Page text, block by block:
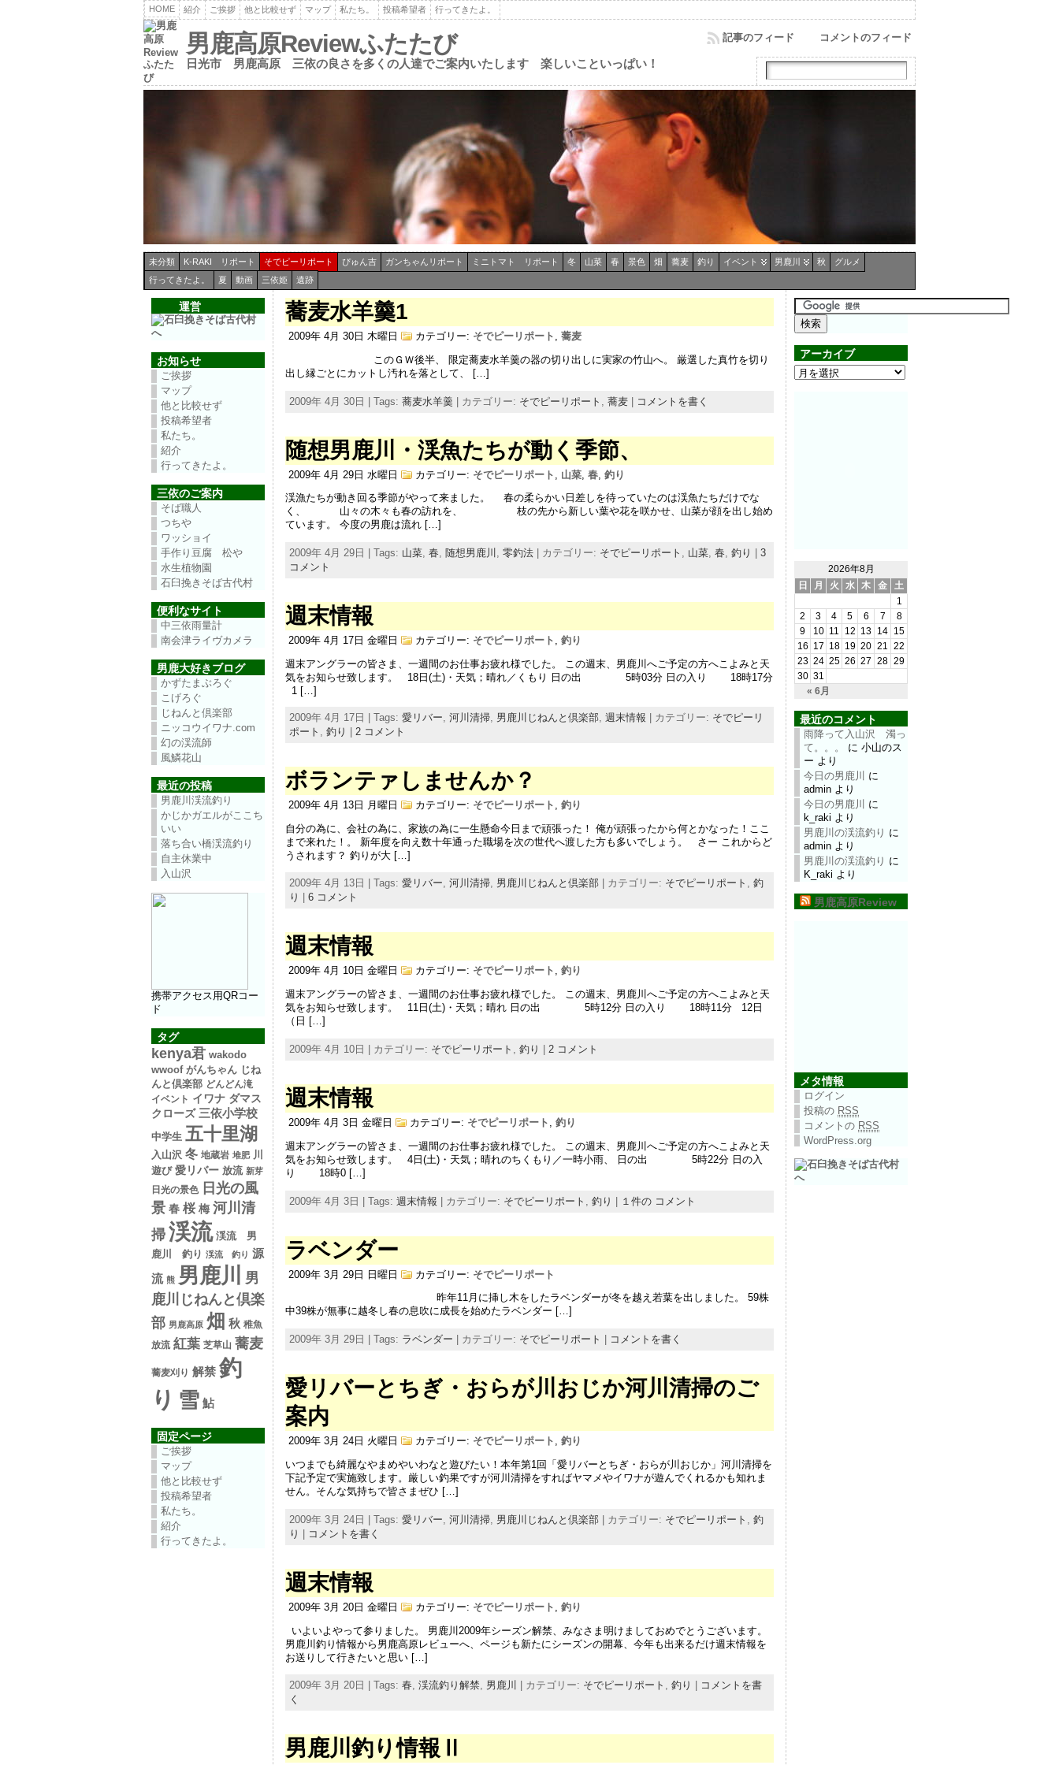
HOME 紹介 ご挨拶 他と比較せず マップ 私たち。 投稿希望者 行ってきたよ。
男鹿高原Reviewふたたび
日光市 男鹿高原 三依の良さを多くの人達でご案内いたします 楽しいこといっぱい！
コメントのフィード
記事のフィード
未分類 K-RAKI リポート そでピーリポート ぴゅん吉 ガンちゃんリポート ミニトマト リポート 冬 山菜 春 景色 畑 蕎麦 釣り イベント 男鹿川 秋
グルメ
行ってきたよ。
夏 動画 三依姫 遺跡
運営
お知らせ
ご挨拶
マップ
他と比較せず
投稿希望者
私たち。
紹介
行ってきたよ。
三依のご案内
そば職人
つちや
ワッショイ
手作り豆腐 松や
水生植物園
石臼挽きそば古代村
便利なサイト
中三依雨量計
南会津ライヴカメラ
男鹿大好きブログ
かずたまぶろぐ
こげろぐ
じねんと倶楽部
ニッコウイワナ.com
幻の渓流師
風鱗花山
最近の投稿
男鹿川渓流釣り
かじかガエルがここち
いい
落ち合い橋渓流釣り
自主休業中
入山沢
携帯アクセス用QRコー
ド
タグ
kenya君 wakodo
wwoof がんちゃん じね
んと倶楽部 どんどん滝
イベント イワナ ダマス
クローズ 三依小学校
中学生 五十里湖
入山沢 冬 地蔵岩 堆肥 川
遊び 愛リバー 放流 新芽
日光の景色
日光の風
景 春 桜 梅 河川清
掃渓流 渓流 男
鹿川 釣り 渓流 釣り 源
流 熊 男鹿川
男
鹿川じねんと倶楽
部 男鹿高原 畑 秋 稚魚
放流 紅葉 芝草山 蕎麦
蕎麦刈り 解禁 釣
り 雪 鮎
固定ページ
ご挨拶
マップ
他と比較せず
投稿希望者
私たち。
紹介
行ってきたよ。
蕎麦水羊羹1
2009年 4月 30日 木曜日 カテゴリー: そでピーリポート , 蕎麦
このＧＷ後半、 限定蕎麦水羊羹の器の切り出しに実家の竹山へ。 厳選した真竹を切り
出し縁ごとにカットし汚れを落として、 […]
2009年 4月 30日 | Tags: 蕎麦水羊羹 | カテゴリー: そでピーリポート 蕎麦 | コメントを書く
随想男鹿川・渓魚たちが動く季節、
2009年 4月 29日 水曜日 カテゴリー: そでピーリポート 山菜 春 釣り
渓漁たちが動き回る季節がやって来ました。 春の柔らかい日差しを待っていたのは渓魚たちだけでな
く、 山々の木々も春の訪れを、 枝の先から新しい葉や花を咲かせ、山菜が顔を出し始め
ています。 今度の男鹿は流れ […]
2009年 4月 29日 | Tags: 山菜, 春, 随想男鹿川 , 零釣法 | カテゴリー: そでピーリポート , 山菜, 春, 釣り
3
コメント
週末情報
2009年 4月 17日 金曜日 カテゴリー: そでピーリポート , 釣り
週末アングラーの皆さま、一週間のお仕事お疲れ様でした。 この週末、男鹿川へご予定の方へこよみと天
気をお知らせ致します。 18日(土)・天気；晴れ／くもり 日の出 5時03分 日の入り 18時17分
1 […]
2009年 4月 17日 | Tags: 愛リバー 河川清掃 男鹿川じねんと倶楽部 週末情報 | カテゴリー: そでピーリ
ポート
釣り 2 コメント
ボランテァしませんか？
2009年 4月 13日 月曜日 カテゴリー: そでピーリポート
釣り
自分の為に、会社の為に、家族の為に一生懸命今日まで頑張った！ 俺が頑張ったから何とかなった！ここ
まで来れた！。 新年度を向え数十年通った職場を次の世代へ渡した方も多いでしょう。 さー これからど
うされます？ 釣りが大 […]
2009年 4月 13日 | Tags: 愛リバー, 河川清掃, 男鹿川じねんと倶楽部 | カテゴリー: そでピーリポート , 釣
り
6 コメント
週末情報
2009年 4月 10日 金曜日 カテゴリー: そでピーリポート , 釣り
週末アングラーの皆さま、一週間のお仕事お疲れ様でした。 この週末、男鹿川へご予定の方へこよみと天
気をお知らせ致します。 11日(土)・天気；晴れ 日の出 5時12分 日の入り 18時11分 12日
（日 […]
2009年 4月 10日 | カテゴリー: そでピーリポート 釣り 2 コメント
週末情報
2009年 4月 3日 金曜日 カテゴリー: そでピーリポート
釣り
週末アングラーの皆さま、一週間のお仕事お疲れ様でした。 この週末、男鹿川へご予定の方へこよみと天
気をお知らせ致します。 4日(土)・天気；晴れのちくもり／一時小雨、 日の出 5時22分 日の入
り 18時0 […]
2009年 4月 3日 | Tags: 週末情報 | カテゴリー: そでピーリポート 釣り | １件の コメント
ラベンダー
2009年 3月 29日 日曜日 カテゴリー: そでピーリポート
昨年11月に挿し木をしたラベンダーが冬を越え若葉を出しました。 59株
中39株が無事に越冬し春の息吹に成長を始めたラベンダー […]
2009年 3月 29日 | Tags: ラベンダー | カテゴリー: そでピーリポート コメントを書く
愛リバーとちぎ・おらが川おじか河川清掃のご
案内
2009年 3月 24日 火曜日 カテゴリー: そでピーリポート , 釣り
いつまでも綺麗なやまめやいわなと遊びたい！本年第1回「愛リバーとちぎ・おらが川おじか」河川清掃を
下記予定で実施致します。厳しい釣果ですが河川清掃をすればヤマメやイワナが遊んでくれるかも知れま
せん。そんな気持ちで皆さまぜひ […]
2009年 3月 24日 | Tags: 愛リバー 河川清掃 男鹿川じねんと倶楽部 | カテゴリー: そでピーリポート
釣
り
コメントを書く
週末情報
2009年 3月 20日 金曜日 カテゴリー: そでピーリポート
釣り
いよいよやって参りました。 男鹿川2009年シーズン解禁、みなさま明けましておめでとうございます。
男鹿川釣り情報から男鹿高原レビューへ、ページも新たにシーズンの開幕、今年も出来るだけ週末情報を
お送りして行きたいと思い […]
2009年 3月 20日 | Tags: 春, 渓流釣り解禁, 男鹿川 | カテゴリー: そでピーリポート , 釣り
コメントを書
く
男鹿川釣り情報Ⅱ
アーカイブ
2026年8月
日
月 火 水 木 金 土
« 6月
1
2
3 4 5 6 7
8
9
10 11 12 13 14
15
16
17 18 19 20 21
22
23 24 25 26 27 28 29
30 31
最近のコメント
雨降って入山沢 濁っ
て。。。
に 小山のス
ー より
今日の男鹿川
に
admin より
今日の男鹿川
に
k_raki より
男鹿川の渓流釣り に
admin より
男鹿川の渓流釣り に
K_raki より
男鹿高原Review
メタ情報
ログイン
投稿の RSS
コメントの RSS
WordPress.org